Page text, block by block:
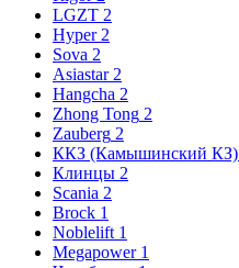
LGZT 2
Hyper 2
Sova 2
Asiastar 2
Hangcha 2
Zhong Tong 2
Zauberg 2
ККЗ (Камышинский КЗ)
Клинцы 2
Scania 2
Brock 1
Noblelift 1
Megapower 1